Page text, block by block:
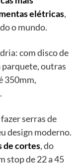
elétricas,
o mundo.
com disco de
outras
350mm,
serras de
design moderno.
de cortes, do
stop de 22 a 45